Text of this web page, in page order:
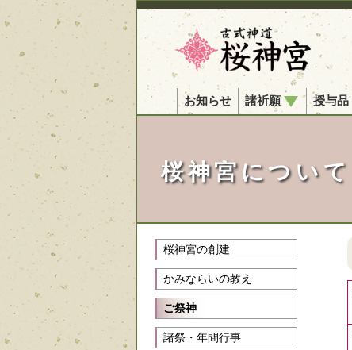
お知らせ 諸祈願 授与品
桜神宮について
桜神宮の創建
かみならいの教え
ご祭神
諸祭・年間行事